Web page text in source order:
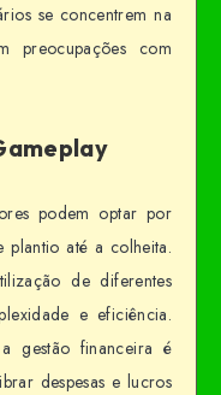
se concentrem na
preocupações com
podem optar por
plantio até a colheita.
de diferentes
e eficiência.
gestão financeira é
despesas e lucros